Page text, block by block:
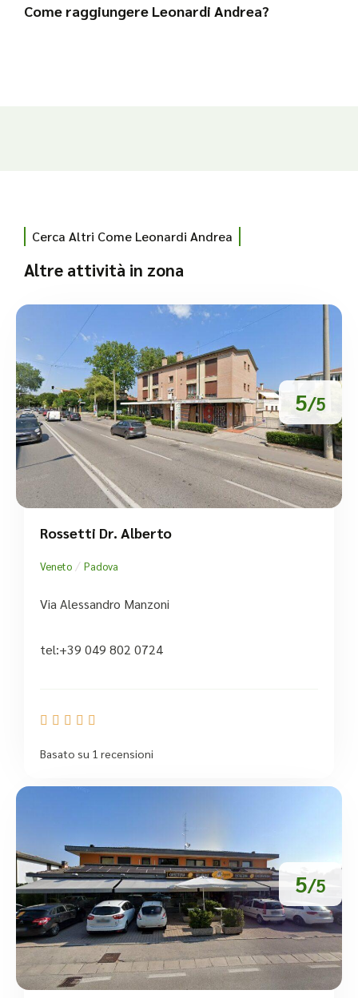
Come raggiungere Leonardi Andrea?
Cerca Altri Come Leonardi Andrea
Altre attività in zona
5/5
Rossetti Dr. Alberto
Veneto / Padova
Via Alessandro Manzoni
tel:+39 049 802 0724
    
Basato su 1 recensioni
5/5